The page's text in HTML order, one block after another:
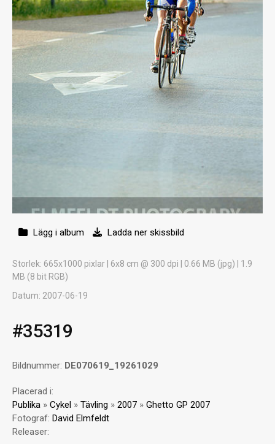
Lägg i album Ladda ner skissbild
Storlek: 665x1000 pixlar | 6x8 cm @ 300 dpi | 0.66 MB (jpg) | 1.9
MB (8 bit RGB)
Datum: 2007-06-19
#35319
Bildnummer: DE070619_19261029
Placerad i:
Publika » Cykel » Tävling » 2007 » Ghetto GP 2007
Fotograf: David Elmfeldt
Releaser: